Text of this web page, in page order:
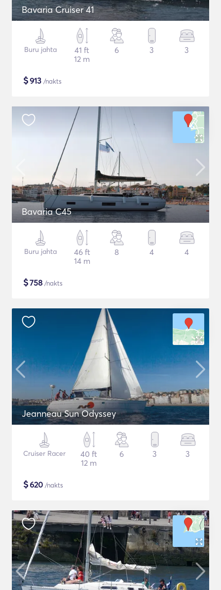
Bavaria Cruiser 41
Buru jahta
41 ft
12 m
6 3 3
$913 /nakts
Bavaria C45
Buru jahta
46 ft
14 m
8 4 4
$758 /nakts
Jeanneau Sun Odyssey
Cruiser Racer
40 ft
12 m
6 3 3
$620 /nakts